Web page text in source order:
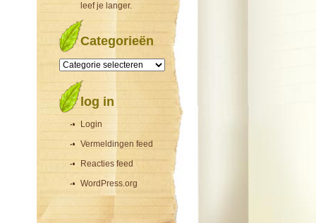
leef je langer.
Categorieën
Categorieën
log in
Login
Vermeldingen feed
Reacties feed
WordPress.org